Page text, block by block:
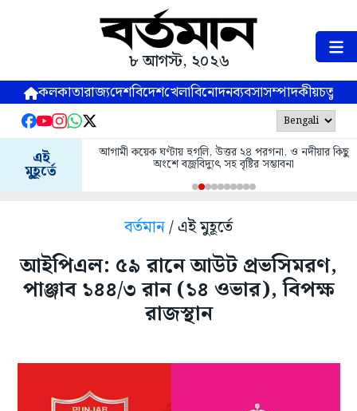
৮ আগস্ট, ২০২৬
কলকাতারাজ্যদেশবিদেশখেলাবিনোদনব্যবসাসম্পাদকীয়
এই
মুহূর্তে
আগামী কয়েক ঘণ্টায় হুগলি, উত্তর ২৪ পরগনা, ও নদীয়ার কিছু
অংশে বজ্রবিদ্যুৎ সহ বৃষ্টির সম্ভাবনা
বর্তমান/ এই মুহূর্তে
আইপিএল: ৫৯ রানে আউট প্রভসিমরণ,
পাঞ্জাব ১৪৪/৩ রান (১৪ ওভার), বিপক্ষ
রাজস্থান